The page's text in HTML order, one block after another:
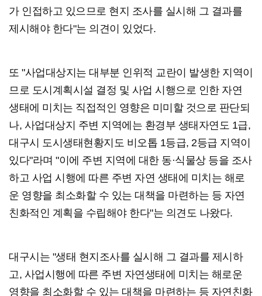
가 인접하고 있으므로 현지 조사를 실시해 그 결과를
제시해야 한다"는 의견이 있었다.
또 "사업대상지는 대부분 인위적 교란이 발생한 지역이
므로 도시계획시설 결정 및 사업 시행으로 인한 자연
생태에 미치는 직접적인 영향은 미미할 것으로 판단되
나, 사업대상지 주변 지역에는 환경부 생태자연도 1급,
대구시 도시생태현황지도 비오톱 1등급, 2등급 지역이
있다"라며 "이에 주변 지역에 대한 동·식물상 등을 조사
하고 사업 시행에 따른 주변 자연 생태에 미치는 해로
운 영향을 최소화할 수 있는 대책을 마련하는 등 자연
친화적인 계획을 수립해야 한다"는 의견도 나왔다.
대구시는 "생태 현지조사를 실시해 그 결과를 제시하
고, 사업시행에 따른 주변 자연생태에 미치는 해로운
영향을 최소화할 수 있는 대책을 마련하는 등 자연친화